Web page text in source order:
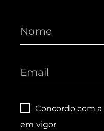
Concordo com a
em vigor